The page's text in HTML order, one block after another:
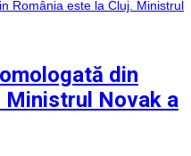
din
Ministrul Novak a